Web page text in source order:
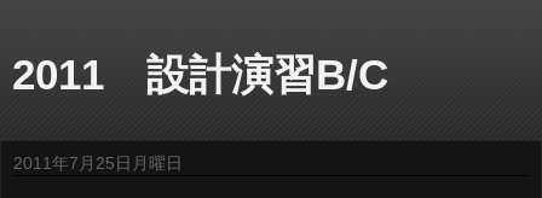
2011 設計演習B/C
2011年7月25日月曜日